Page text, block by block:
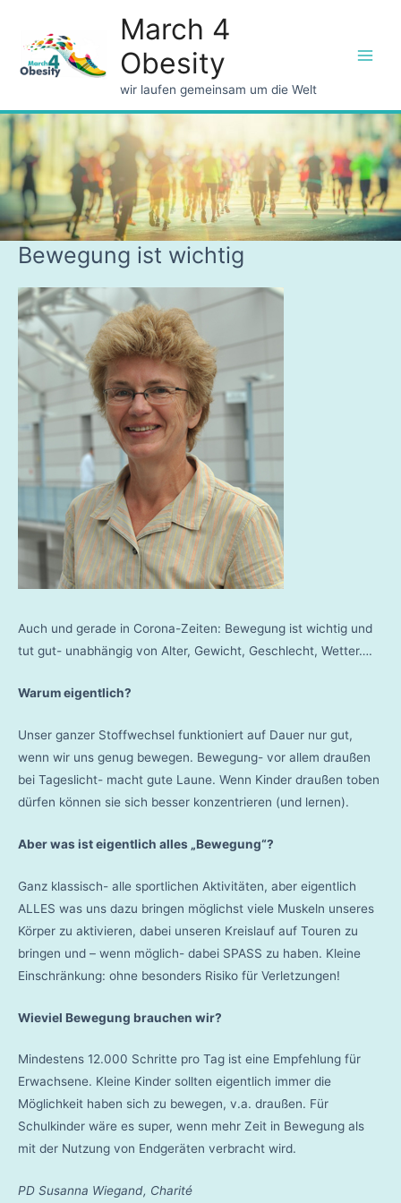
March 4
Obesity
wir laufen gemeinsam um die Welt
Bewegung ist wichtig
Auch und gerade in Corona-Zeiten: Bewegung ist wichtig und
tut gut- unabhängig von Alter, Gewicht, Geschlecht, Wetter….
Warum eigentlich?
Unser ganzer Stoffwechsel funktioniert auf Dauer nur gut,
wenn wir uns genug bewegen. Bewegung- vor allem draußen
bei Tageslicht- macht gute Laune. Wenn Kinder draußen toben
dürfen können sie sich besser konzentrieren (und lernen).
Aber was ist eigentlich alles „Bewegung“?
Ganz klassisch- alle sportlichen Aktivitäten, aber eigentlich
ALLES was uns dazu bringen möglichst viele Muskeln unseres
Körper zu aktivieren, dabei unseren Kreislauf auf Touren zu
bringen und – wenn möglich- dabei SPASS zu haben. Kleine
Einschränkung: ohne besonders Risiko für Verletzungen!
Wieviel Bewegung brauchen wir?
Mindestens 12.000 Schritte pro Tag ist eine Empfehlung für
Erwachsene. Kleine Kinder sollten eigentlich immer die
Möglichkeit haben sich zu bewegen, v.a. draußen. Für
Schulkinder wäre es super, wenn mehr Zeit in Bewegung als
mit der Nutzung von Endgeräten verbracht wird.
PD Susanna Wiegand, Charité